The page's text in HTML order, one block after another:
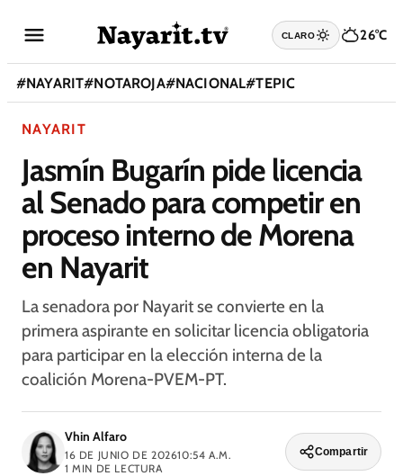
CLARO 26°C
#NAYARIT#NOTAROJA#NACIONAL#TEPIC
NAYARIT
Jasmín Bugarín pide licencia
al Senado para competir en
proceso interno de Morena
en Nayarit
La senadora por Nayarit se convierte en la
primera aspirante en solicitar licencia obligatoria
para participar en la elección interna de la
coalición Morena-PVEM-PT.
Vhin Alfaro
16 DE JUNIO DE 202610:54 A.M.
1 MIN DE LECTURA
Compartir